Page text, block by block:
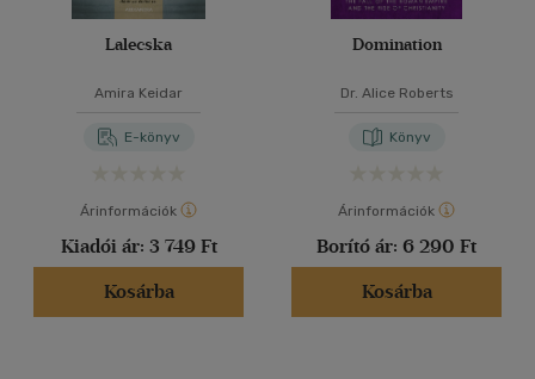
Lalecska
Amira Keidar
E-könyv
Árinformációk
Kiadói ár: 3 749 Ft
Kosárba
Domination
Dr. Alice Roberts
Könyv
Árinformációk
Borító ár: 6 290 Ft
Kosárba